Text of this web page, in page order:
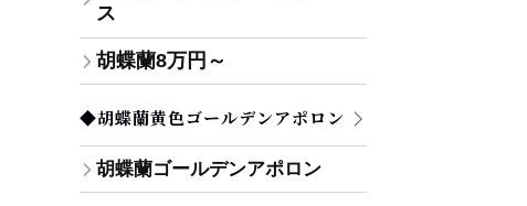
ス
胡蝶蘭8万円～
◆胡蝶蘭黄色ゴールデンアポロン
胡蝶蘭ゴールデンアポロン